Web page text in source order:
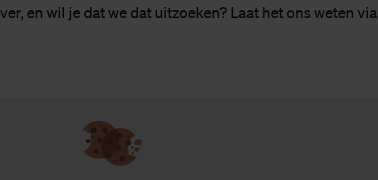
en wil je dat we dat uitzoeken? Laat het ons weten via